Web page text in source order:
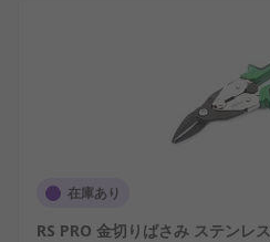
在庫あり
RS PRO 金切りばさみ ステンレ